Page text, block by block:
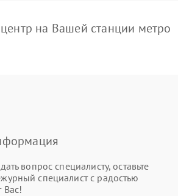
на Вашей станции метро
вопрос специалисту, оставьте
специалист с радостью
Вас!